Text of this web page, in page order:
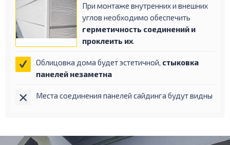
При монтаже внутренних и внешних
углов необходимо обеспечить
герметичность соединений и
проклеить их.
Облицовка дома будет эстетичной, стыковка
панелей незаметна
Места соединения панелей сайдинга будут видны